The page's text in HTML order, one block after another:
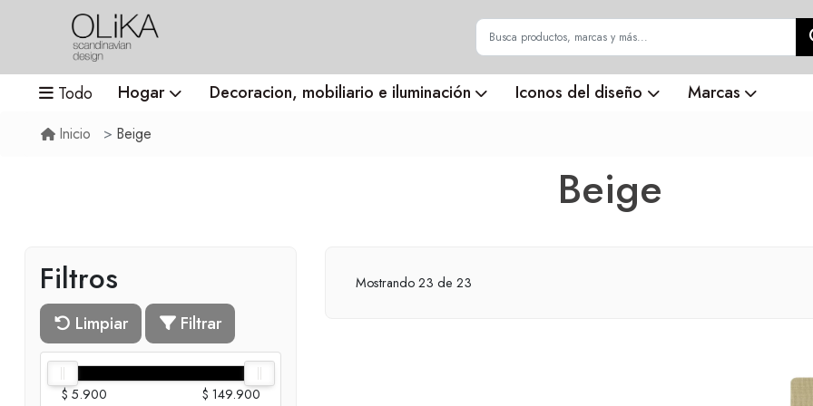
Todo Hogar Decoracion, mobiliario e iluminación Iconos del diseño Marcas
Inicio Beige
Beige
Filtros
Limpiar Filtrar
$ 5.900 $ 149.900
Mostrando 23 de 23